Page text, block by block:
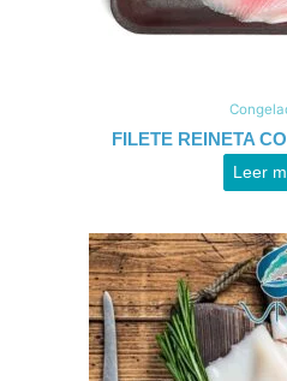
FILETE REINETA
Leer